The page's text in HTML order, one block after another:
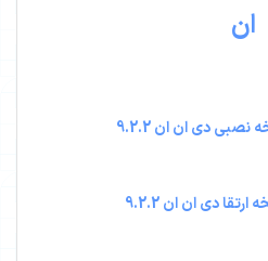
ان
نصبی دی ان ان 9.2.2
دی ان ان 9.2.2